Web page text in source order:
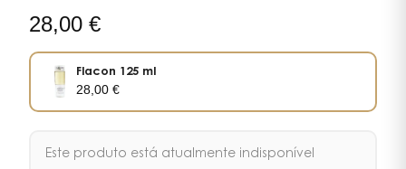
28,00 €
Flacon 125 ml
28,00€
Este produto está atualmente indisponível